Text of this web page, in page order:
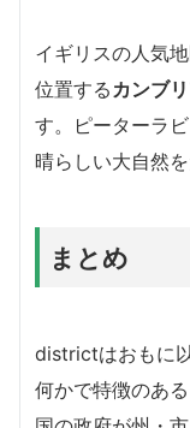
イギリスの人気
位置する カンブ
す。ピーターラ
晴らしい大自然
まとめ
districtはおもに
何かで特徴のあ